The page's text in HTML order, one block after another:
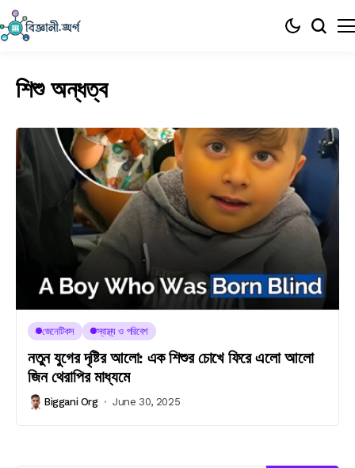
শিশু অন্ধত্ব
জেনেটিকস স্বাস্থ্য ও পরিবেশ
নতুন যুগের দৃষ্টির আলো: এক শিশুর চোখে ফিরে এলো আলো
জিন থেরাপির মাধ্যমে
Biggani Org June 30, 2025